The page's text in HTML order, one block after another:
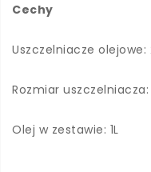
Cechy
Uszczelniacze olejowe:
Rozmiar uszczelniacza:
Olej w zestawie: 1L